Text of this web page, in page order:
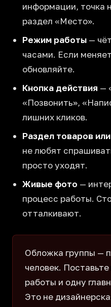
информации, точка
раздел «Место».
Режим работы —
часами. Если
обновляйте.
Кнопка действия —
«Позвонить»,
лишних кликов.
Раздел товаров
не любят
просто уходят.
Живые фото —
процесс работы.
отталкивают.
Обложка группы —
человек.
работы и одну
Это не